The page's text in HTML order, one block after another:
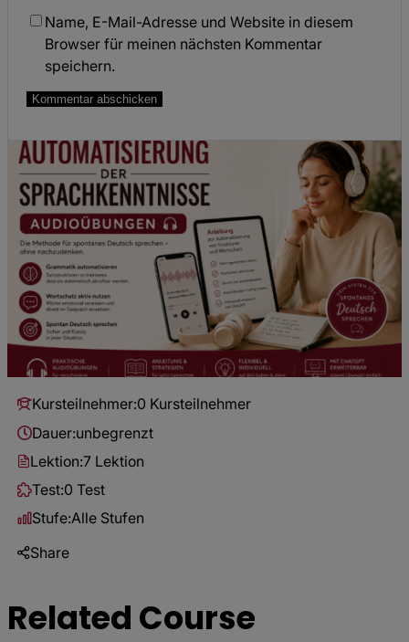
Name, E-Mail-Adresse und Website in diesem
Browser für meinen nächsten Kommentar
speichern.
Kursteilnehmer:0 Kursteilnehmer
Dauer:unbegrenzt
Lektion:7 Lektion
Test:0 Test
Stufe:Alle Stufen
Share
Related Course